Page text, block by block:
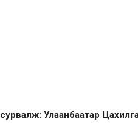
Улаанбаатар